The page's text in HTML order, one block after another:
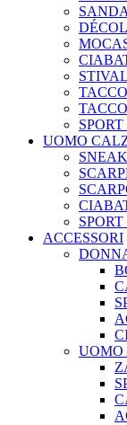
TACCO
UOMO
ACCESSORI
UOMO